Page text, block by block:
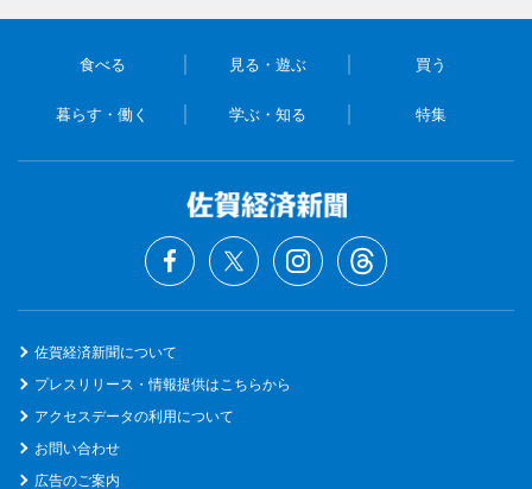
食べる 見る・遊ぶ 買う
暮らす・働く 学ぶ・知る 特集
佐賀経済新聞について
プレスリリース・情報提供はこちらから
アクセスデータの利用について
お問い合わせ
広告のご案内